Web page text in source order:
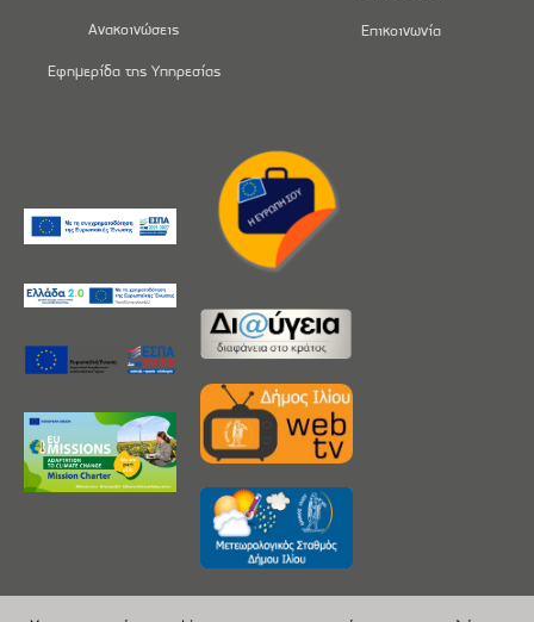
Ανακοινώσεις
Εφημερίδα της Υπηρεσίας
Επικοινωνία